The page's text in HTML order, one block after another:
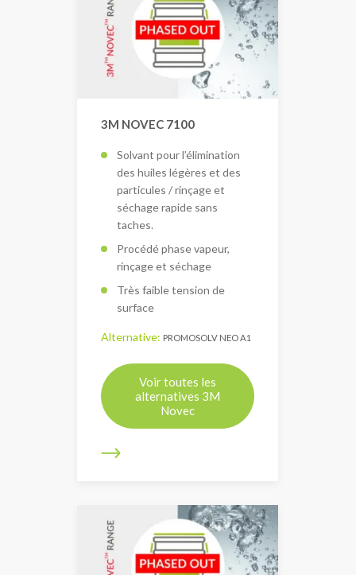
3M NOVEC 7100
Solvant pour l’élimination
des huiles légères et des
particules / rinçage et
séchage rapide sans
taches.
Procédé phase vapeur,
rinçage et séchage
Très faible tension de
surface
Alternative: PROMOSOLV NEO A1
Voir toutes les
alternatives 3M
Novec